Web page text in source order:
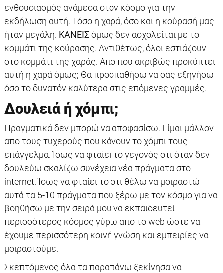
ενθουσιασμός ανάμεσα στον κόσμο για την
εκδήλωση αυτή. Τόσο η χαρά, όσο και η κούρασή μας
ήταν μεγάλη. ΚΑΝΕΙΣόμως δεν ασχολείται με τo
κομμάτι της κούρασης. Αντιθέτως, όλοι εστιάζουν
στο κομμάτι της χαράς. Απο που ακριβώς προκύπτει
αυτή η χαρά όμως; Θα προσπαθήσω να σας εξηγήσω
όσο το δυνατόν καλύτερα στις επόμενες γραμμές.
Δουλειά ή χόμπι;
Πραγματικά δεν μπορώ να αποφασίσω. Είμαι μάλλον
απο τους τυχερούς που κάνουν το χόμπι τους
επάγγελμα. Ίσως να φταίει το γεγονός οτι όταν δεν
δουλεύω σκαλίζω συνέχεια νέα πράγματα στο
internet. Ίσως να φταίει το οτι θέλω να μοιραστώ
αυτά τα 5-10 πράγματα που ξέρω με τον κόσμο για να
βοηθήσω με την σειρά μου να εκπαιδευτεί
περισσότερος κόσμος γύρω απο το web ώστε να
έχουμε περισσότερη κοινή γνώση και εμπειρίες να
μοιραστούμε.
Σκεπτόμενος όλα τα παραπάνω ξεκίνησα να